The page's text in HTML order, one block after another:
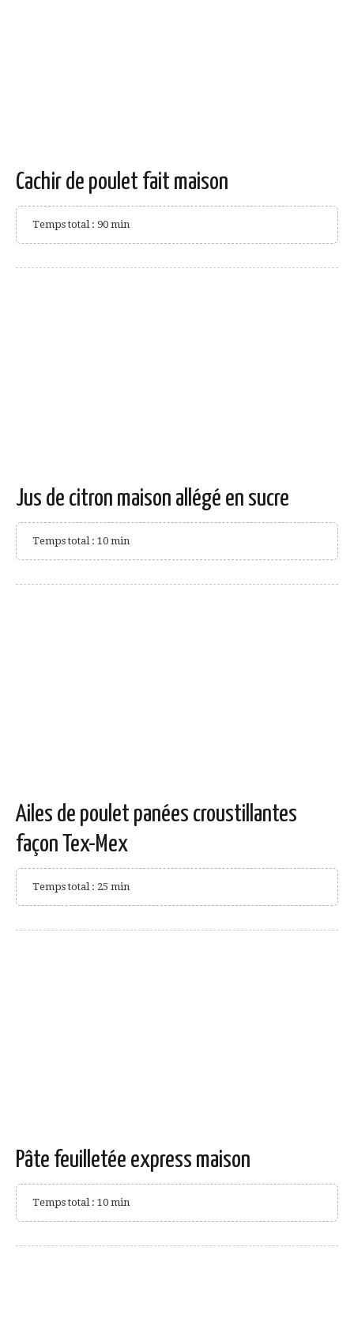
Cachir de poulet fait maison
Temps total : 90 min
Jus de citron maison allégé en sucre
Temps total : 10 min
Ailes de poulet panées croustillantes
façon Tex-Mex
Temps total : 25 min
Pâte feuilletée express maison
Temps total : 10 min